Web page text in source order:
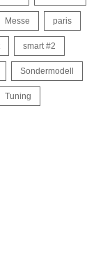
Messe paris
smart #2
Sondermodell
Tuning